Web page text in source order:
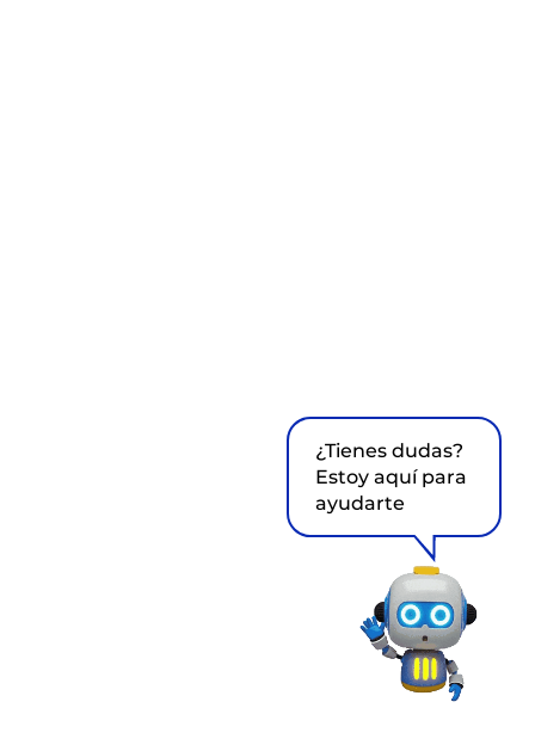
¿Tienes dudas?
Estoy aquí para
ayudarte